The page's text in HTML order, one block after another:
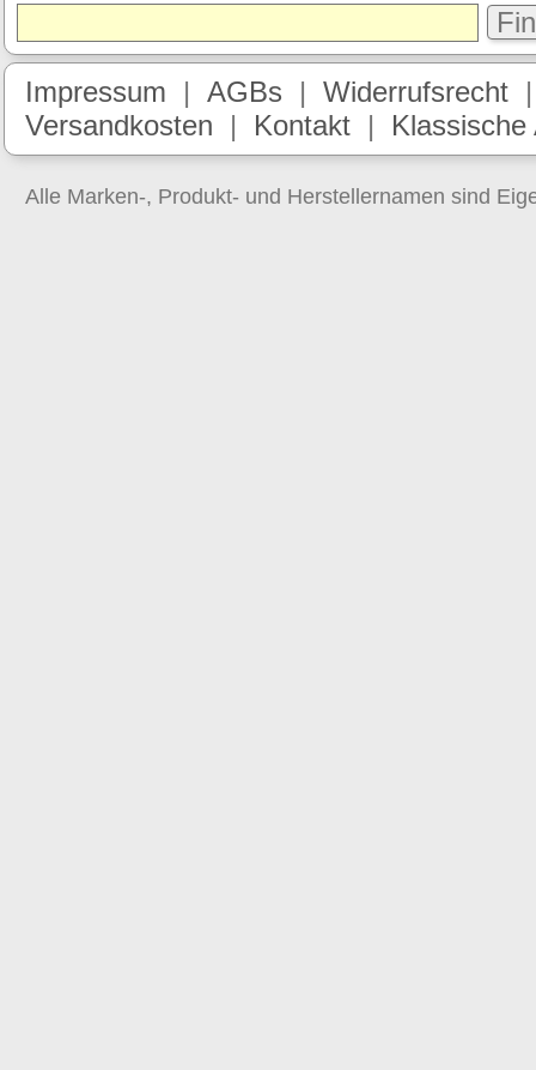
Impressum | AGBs | Widerrufsrecht
Versandkosten
| Kontakt |
Alle Marken-, Produkt- und Herstellernamen sind